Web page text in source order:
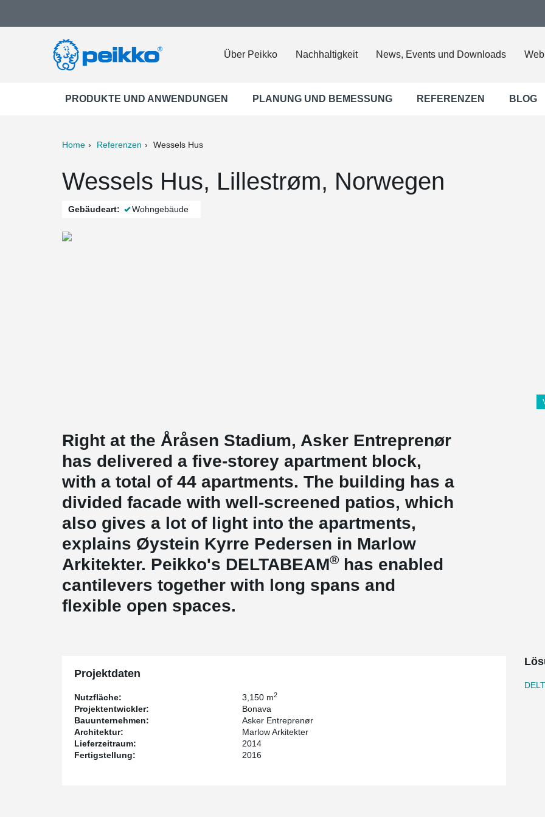
Über Peikko Nachhaltigkeit News, Events und Downloads
PRODUKTE UND ANWENDUNGEN PLANUNG UND BEMESSUNG REFERENZEN BLOG
Home Referenzen Wessels Hus
Wessels Hus, Lillestrøm, Norwegen
Gebäudeart: Wohngebäude
Right at the Åråsen Stadium, Asker Entreprenør
has delivered a five-storey apartment block,
with a total of 44 apartments. The building has a
divided facade with well-screened patios, which
also gives a lot of light into the apartments,
explains Øystein Kyrre Pedersen in Marlow
Arkitekter. Peikko's DELTABEAM® has enabled
cantilevers together with long spans and
flexible open spaces.
Projektdaten
Nutzfläche: 3,150 m2
Projektentwickler:
Bonava
Bauunternehmen:
Asker Entreprenør
Architektur:
Marlow Arkitekter
Lieferzeitraum:
2014
Fertigstellung:
2016